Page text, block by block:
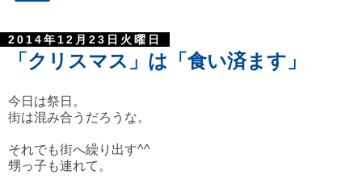
2014年12月23日火曜日
「クリスマス」は「食い済ます」
今日は祭日。
街は混み合うだろうな。
それでも街へ繰り出す^^
甥っ子も連れて。